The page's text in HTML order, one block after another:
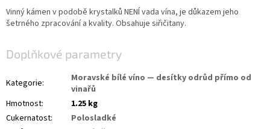
Vinný kámen v podobě krystalků NENÍ vada vína, je důkazem jeho
šetrného zpracování a kvality. Obsahuje siřičitany.
Doplňkové parametry
Kategorie:
Moravské bílé víno — desítky odrůd přímo od
vinařů
Hmotnost:
1.25 kg
Cukernatost:
Polosladké